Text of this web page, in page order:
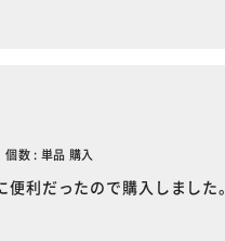
数 : 単品 購入
利だったので購入しました。